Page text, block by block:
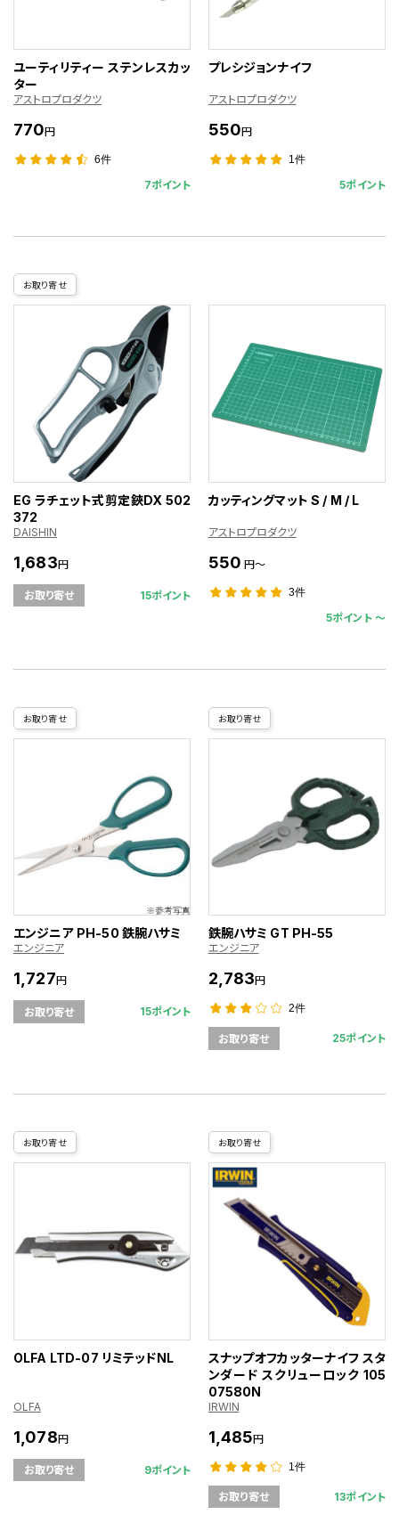
ユーティリティー ステンレスカッ
ター
アストロプロダクツ
770円
6件
7ポイント
プレシジョンナイフ
アストロプロダクツ
550円
1件
5ポイント
お取り寄せ
EG ラチェット式剪定鋏DX 502
372
DAISHIN
1,683円
お取り寄せ 15ポイント
カッティングマット S / M / L
アストロプロダクツ
550 円～
3件
5ポイント 〜
お取り寄せ
エンジニア PH-50 鉄腕ハサミ
エンジニア
1,727円
お取り寄せ 15ポイント
お取り寄せ
鉄腕ハサミ GT PH-55
エンジニア
2,783円
2件
お取り寄せ 25ポイント
お取り寄せ
OLFA LTD-07 リミテッドNL
OLFA
1,078円
お取り寄せ 9ポイント
お取り寄せ
スナップオフカッターナイフ スタ
ンダード スクリューロック 105
07580N
IRWIN
1,485円
1件
お取り寄せ 13ポイント